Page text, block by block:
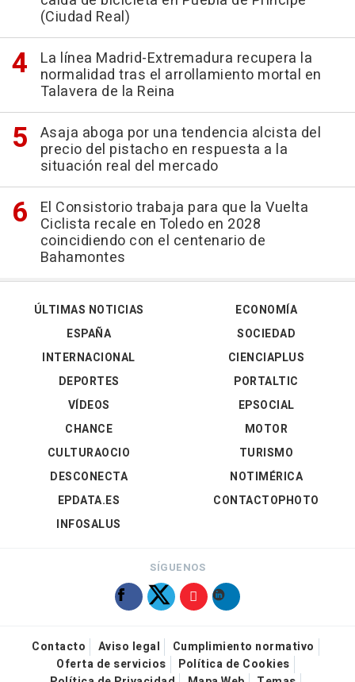
(Ciudad Real)
La línea Madrid-Extremadura recupera la
normalidad tras el arrollamiento mortal en
Talavera de la Reina
Asaja aboga por una tendencia alcista del
precio del pistacho en respuesta a la
situación real del mercado
El Consistorio trabaja para que la Vuelta
Ciclista recale en Toledo en 2028
coincidiendo con el centenario de
Bahamontes
ÚLTIMAS NOTICIAS
ESPAÑA
INTERNACIONAL
DEPORTES
VÍDEOS
ECONOMÍA
SOCIEDAD
CIENCIAPLUS
PORTALTIC
EPSOCIAL
CHANCE
CULTURAOCIO
DESCONECTA
EPDATA.ES
INFOSALUS
MOTOR
TURISMO
NOTIMÉRICA
CONTACTOPHOTO
SÍGUENOS
Contacto Aviso legal
Cumplimiento normativo
Oferta de servicios
Política de Cookies